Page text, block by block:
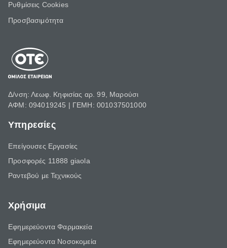
Ρυθμίσεις Cookies
Προσβασιμότητα
Δ/νση: Λεωφ. Κηφισίας αρ. 99, Μαρούσι
ΑΦΜ: 094019245 | ΓΕΜΗ: 001037501000
Υπηρεσίες
Επείγουσες Εργασίες
Προσφορές 11888 giaola
Ραντεβού με Τεχνικούς
Χρήσιμα
Εφημερεύοντα Φαρμακεία
Εφημερεύοντα Νοσοκομεία